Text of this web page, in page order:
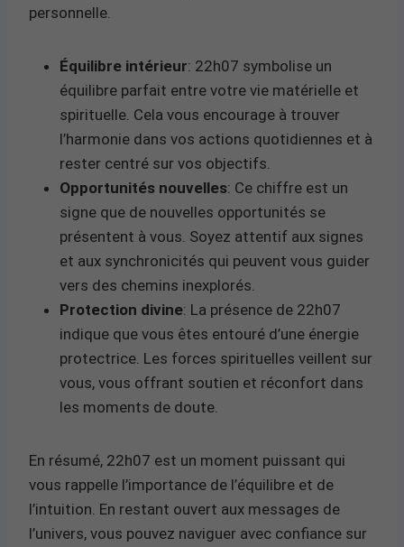
personnelle.
Équilibre intérieur: 22h07 symbolise un
équilibre parfait entre votre vie matérielle et
spirituelle. Cela vous encourage à trouver
l’harmonie dans vos actions quotidiennes et à
rester centré sur vos objectifs.
Opportunités nouvelles: Ce chiffre est un
signe que de nouvelles opportunités se
présentent à vous. Soyez attentif aux signes
et aux synchronicités qui peuvent vous guider
vers des chemins inexplorés.
Protection divine: La présence de 22h07
indique que vous êtes entouré d’une énergie
protectrice. Les forces spirituelles veillent sur
vous, vous offrant soutien et réconfort dans
les moments de doute.
En résumé, 22h07 est un moment puissant qui
vous rappelle l’importance de l’équilibre et de
l’intuition. En restant ouvert aux messages de
l’univers, vous pouvez naviguer avec confiance sur